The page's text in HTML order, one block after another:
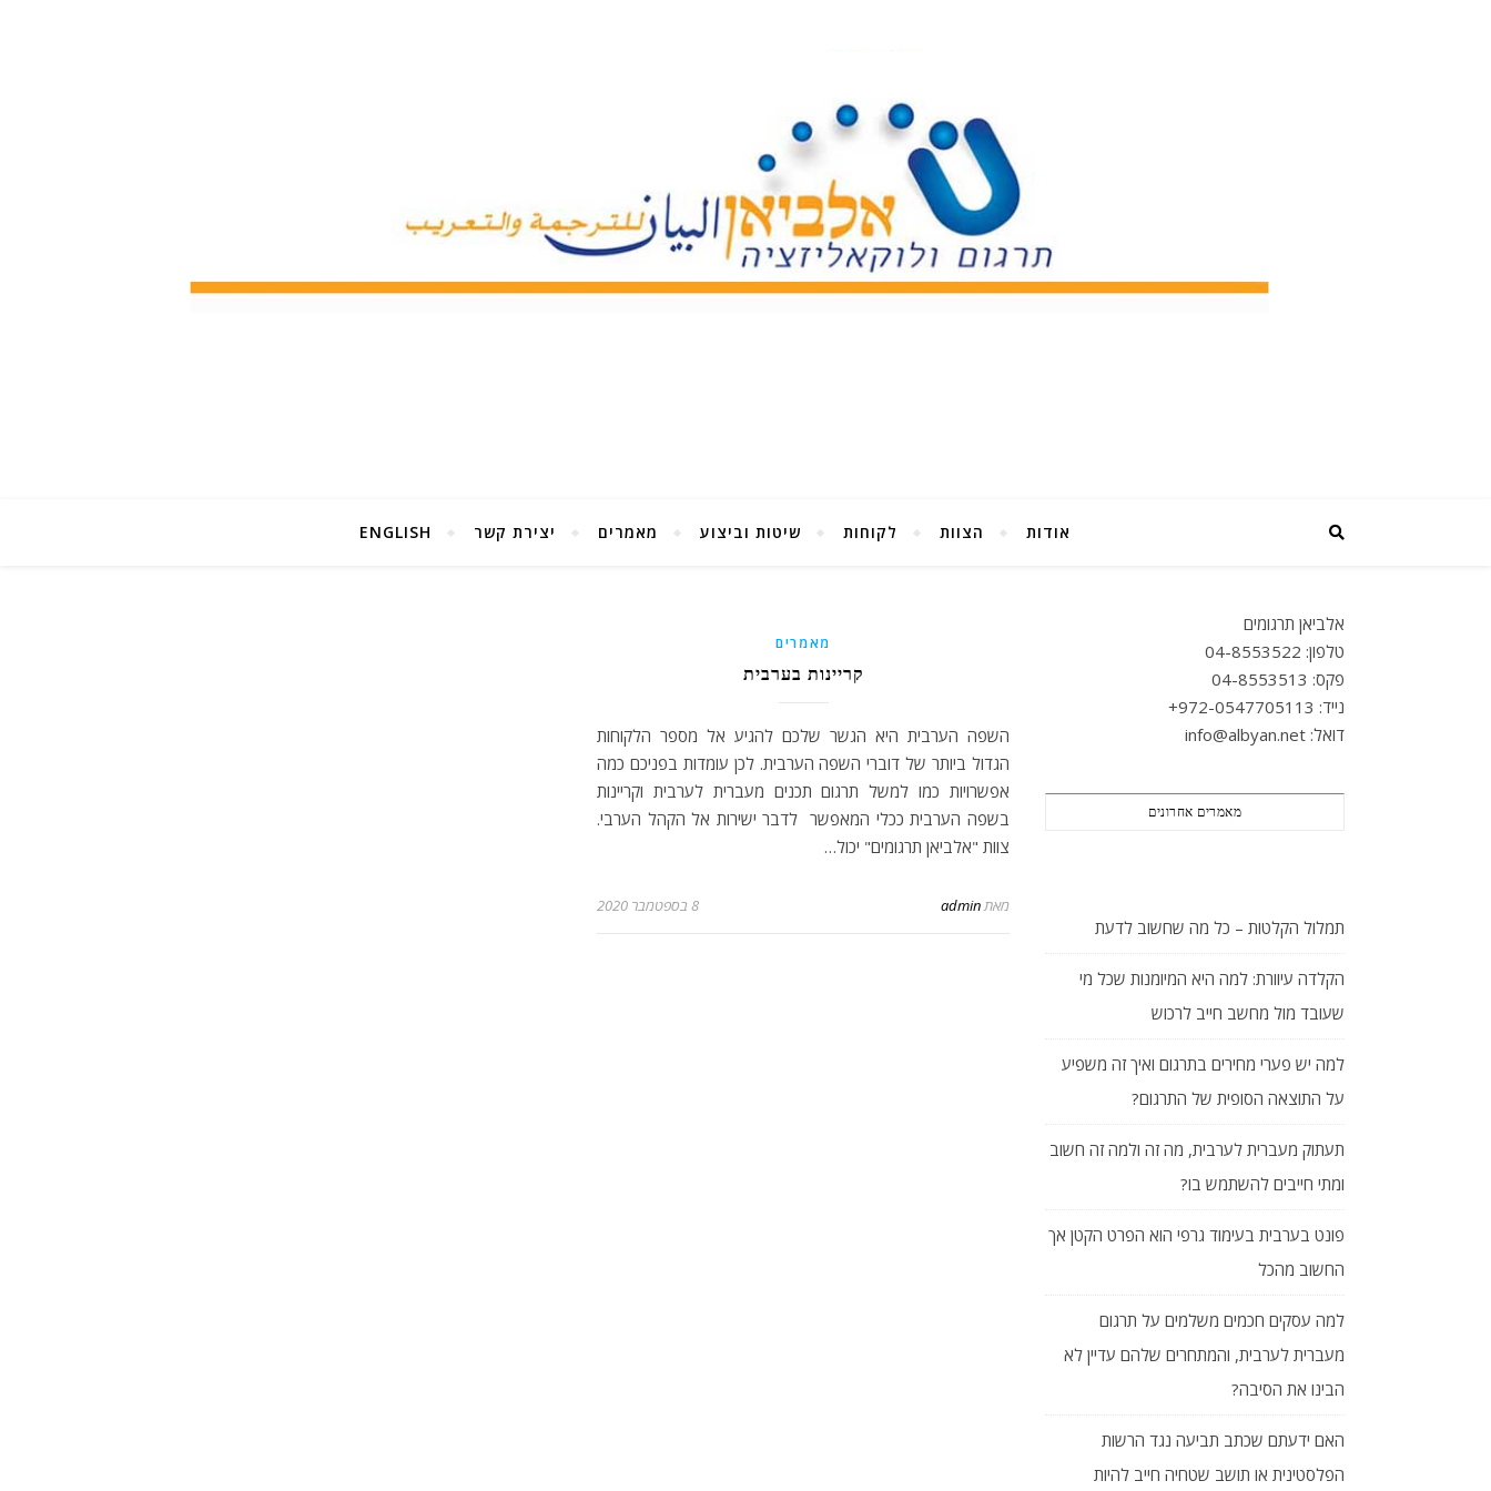
אודות הצוות לקוחות שיטות וביצוע מאמרים יצירת קשר ENGLISH
מאמרים
קריינות בערבית
השפה הערבית היא הגשר שלכם להגיע אל מספר הלקוחות
הגדול ביותר של דוברי השפה הערבית. לכן עומדות בפניכם כמה
אפשרויות כמו למשל תרגום תכנים מעברית לערבית וקריינות
בשפה הערבית ככלי המאפשר לדבר ישירות אל הקהל הערבי.
צוות "אלביאן תרגומים" יכול…
מאתadmin 8 בספטמבר 2020
אלביאן תרגומים
טלפון: 04-8553522
פקס: 04-8553513
נייד: 972-0547705113+
דואל: info@albyan.net
מאמרים אחרונים
תמלול הקלטות – כל מה שחשוב לדעת
הקלדה עיוורת: למה היא המיומנות שכל מי
שעובד מול מחשב חייב לרכוש
למה יש פערי מחירים בתרגום ואיך זה משפיע
על התוצאה הסופית של התרגום?
תעתוק מעברית לערבית, מה זה ולמה זה חשוב
ומתי חייבים להשתמש בו?
פונט בערבית בעימוד גרפי הוא הפרט הקטן אך
החשוב מהכל
למה עסקים חכמים משלמים על תרגום
מעברית לערבית, והמתחרים שלהם עדיין לא
הבינו את הסיבה?
האם ידעתם שכתב תביעה נגד הרשות
הפלסטינית או תושב שטחיה חייב להיות